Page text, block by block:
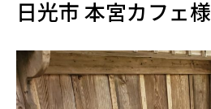
日光市 本宮カフェ様